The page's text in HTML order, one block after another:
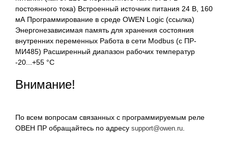
постоянного тока) Встроенный источник питания 24 В, 160
мА Программирование в среде OWEN Logic (ссылка)
Энергонезависимая память для хранения состояния
внутренних переменных Работа в сети Modbus (с ПР-
МИ485) Расширенный диапазон рабочих температур
-20...+55 °С
Внимание!
По всем вопросам связанных с программируемым реле
ОВЕН ПР обращайтесь по адресу support@owen.ru.